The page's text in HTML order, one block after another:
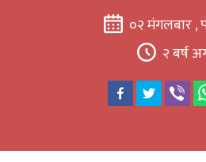
०२ मंगलबार ,
२ बर्ष